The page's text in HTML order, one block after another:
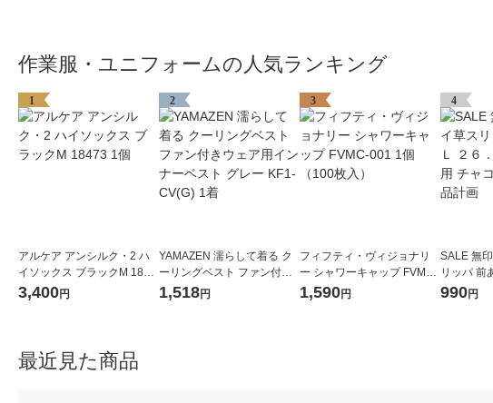
作業服・ユニフォームの人気ランキング
1
アルケア アンシルク・2 ハ
イソックス ブラックM 1847
3 1個
3,400円
2
YAMAZEN 濡らして着る ク
ーリングベスト ファン付き
ウェア用インナーベスト グ
1,518円
3
フィフティ・ヴィジョナリ
ー シャワーキャップ FVMC-
001 1個（100枚入）
1,590円
4
SALE 無
リッパ 前
５〜２８
990円
最近見た商品